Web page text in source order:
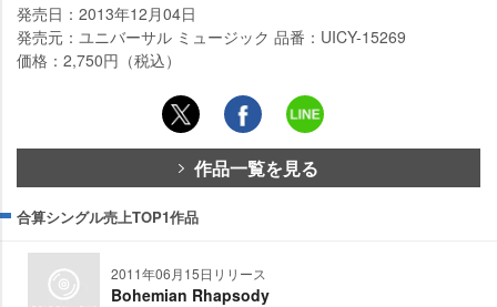
発売日：2013年12月04日
発売元：ユニバーサル ミュージック 品番：UICY-15269
価格：2,750円（税込）
作品一覧を見る
合算シングル売上TOP1作品
2011年06月15日リリース
Bohemian Rhapsody